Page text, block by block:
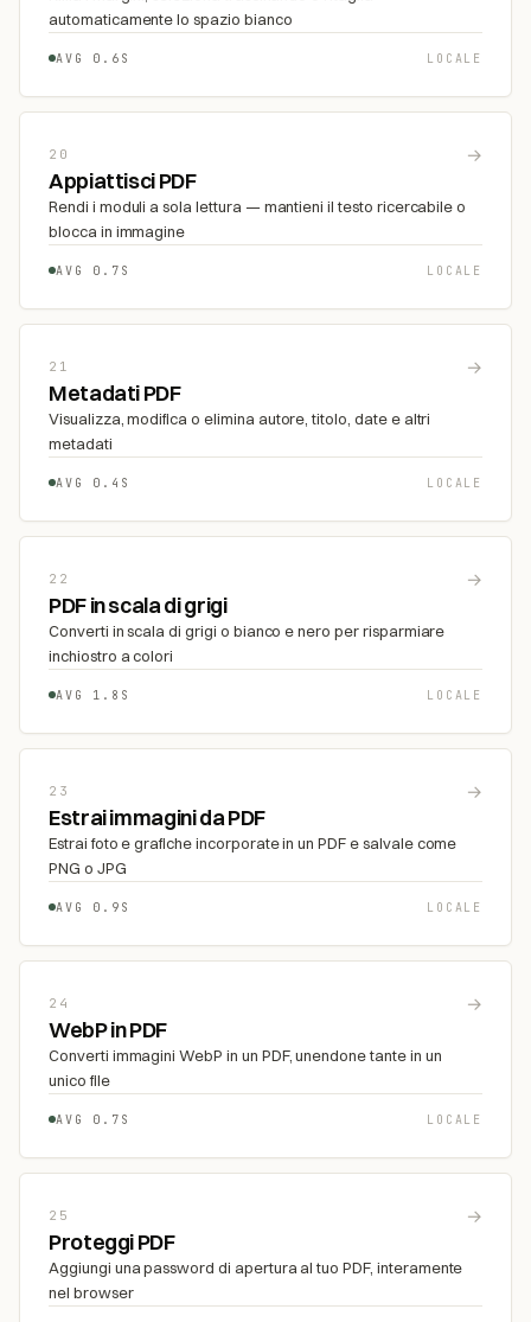
automaticamente lo spazio bianco
AVG 0.6S LOCALE
20 →
Appiattisci PDF
Rendi i moduli a sola lettura — mantieni il testo ricercabile o
blocca in immagine
AVG 0.7S LOCALE
21 →
Metadati PDF
Visualizza, modifica o elimina autore, titolo, date e altri
metadati
AVG 0.4S LOCALE
22 →
PDF in scala di grigi
Converti in scala di grigi o bianco e nero per risparmiare
inchiostro a colori
AVG 1.8S LOCALE
23 →
Estrai immagini da PDF
Estrai foto e grafiche incorporate in un PDF e salvale come
PNG o JPG
AVG 0.9S LOCALE
24 →
WebP in PDF
Converti immagini WebP in un PDF, unendone tante in un
unico file
AVG 0.7S LOCALE
25 →
Proteggi PDF
Aggiungi una password di apertura al tuo PDF, interamente
nel browser